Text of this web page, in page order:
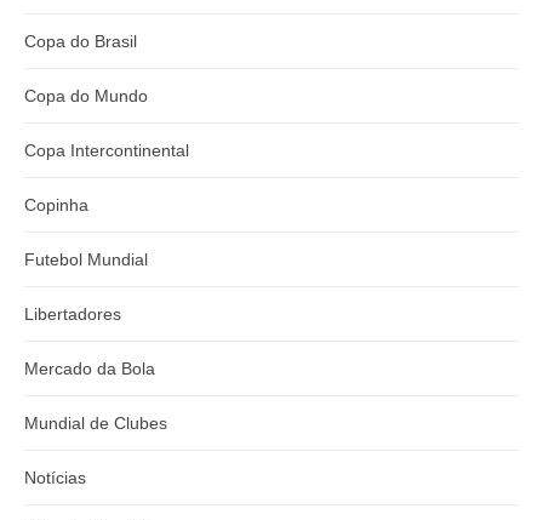
Copa do Brasil
Copa do Mundo
Copa Intercontinental
Copinha
Futebol Mundial
Libertadores
Mercado da Bola
Mundial de Clubes
Notícias